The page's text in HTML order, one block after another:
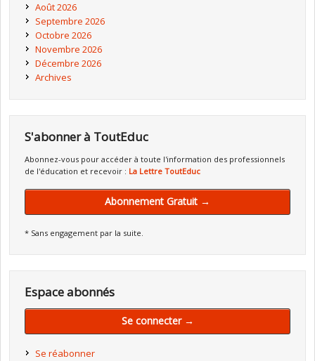
Août 2026
Septembre 2026
Octobre 2026
Novembre 2026
Décembre 2026
Archives
S'abonner à ToutEduc
Abonnez-vous pour accéder à toute l'information des professionnels
de l'éducation et recevoir : La Lettre ToutEduc
Abonnement Gratuit →
* Sans engagement par la suite.
Espace abonnés
Se connecter →
Se réabonner